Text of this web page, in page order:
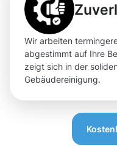
Wir arbeiten
abgestimmt auf Ihre
zeigt sich in der
Gebäudereinigung.